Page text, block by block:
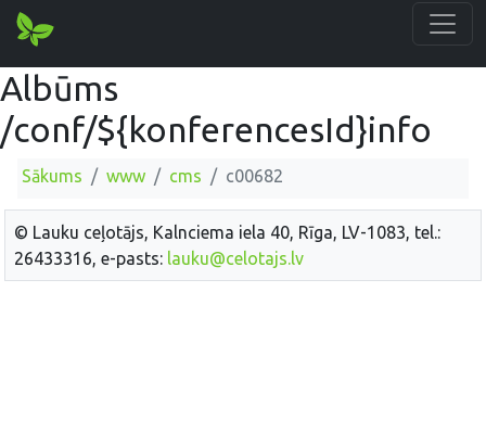
Albūms
/conf/${konferencesId}info
Sākums www cms c00682
© Lauku ceļotājs, Kalnciema iela 40, Rīga, LV-1083, tel.:
26433316, e-pasts: lauku@celotajs.lv